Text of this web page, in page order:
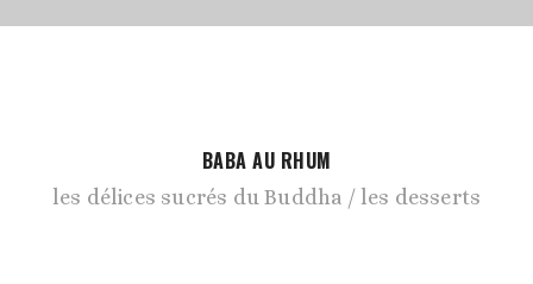
BABA AU RHUM
les délices sucrés du Buddha les desserts